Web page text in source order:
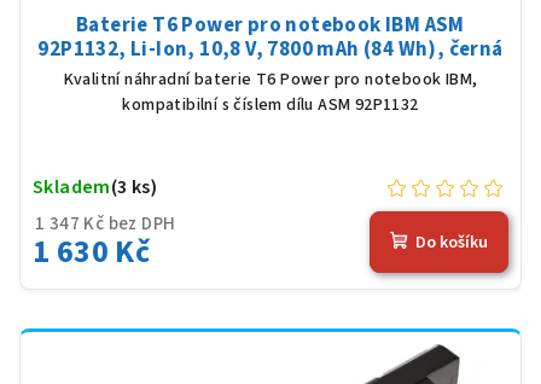
Baterie T6 Power pro notebook IBM ASM
92P1132, Li-Ion, 10,8 V, 7800 mAh (84 Wh), černá
Kvalitní náhradní baterie T6 Power pro notebook IBM,
kompatibilní s číslem dílu ASM 92P1132
1 347 Kč bez DPH
1 630 Kč
Skladem(3 ks)
Do košíku